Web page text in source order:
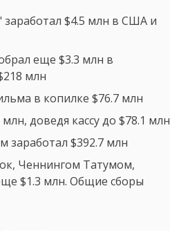
$4.5 млн в США и
еще $3.3 млн в
млн
в копилке $76.7 млн
доведя кассу до $78.1 млн
заработал $392.7 млн
Ченнингом Татумом,
$1.3 млн. Общие сборы